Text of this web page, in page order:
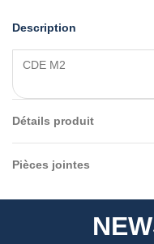
Description
CDE M2
Détails produit
Pièces jointes